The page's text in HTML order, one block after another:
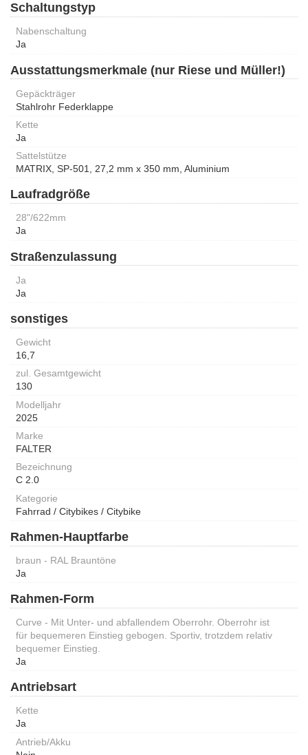
Schaltungstyp
Nabenschaltung
Ja
Ausstattungsmerkmale (nur Riese und Müller!)
Gepäckträger
Stahlrohr Federklappe
Kette
Ja
Sattelstütze
MATRIX, SP-501, 27,2 mm x 350 mm, Aluminium
Laufradgröße
28"/622mm
Ja
Straßenzulassung
Ja
Ja
sonstiges
Gewicht
16,7
zul. Gesamtgewicht
130
Modelljahr
2025
Marke
FALTER
Bezeichnung
C 2.0
Kategorie
Fahrrad / Citybikes / Citybike
Rahmen-Hauptfarbe
braun - RAL Brauntöne
Ja
Rahmen-Form
Curve - Mit Unter- und abfallendem Oberrohr. Oberrohr ist
für bequemeren Einstieg gebogen. Sportiv, trotzdem relativ
bequemer Einstieg.
Ja
Antriebsart
Kette
Ja
Antrieb/Akku